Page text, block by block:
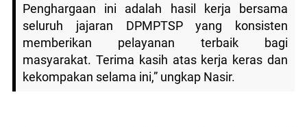
Penghargaan ini adalah hasil kerja bersama
seluruh jajaran DPMPTSP yang konsisten
memberikan pelayanan terbaik bagi
masyarakat. Terima kasih atas kerja keras dan
kekompakan selama ini,” ungkap Nasir.